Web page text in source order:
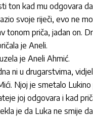
ton kad mu odgovara
svoje riječi, evo ne
tonom priča, jadan on.
je Aneli.
je Aneli Ahmić.
ni u drugarstvima,
Njoj je smetalo
joj odgovara i kad
je da Luka ne smije